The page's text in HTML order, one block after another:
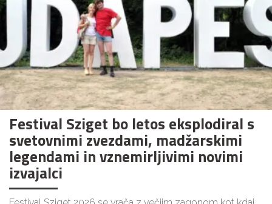
Festival Sziget bo letos eksplodiral s
svetovnimi zvezdami, madžarskimi
legendami in vznemirljivimi novimi
izvajalci